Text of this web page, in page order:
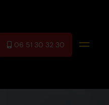
06 51 30 32 30